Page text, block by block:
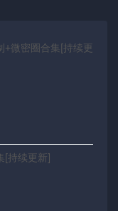
+微密圈合集[持续更
[持续更新]